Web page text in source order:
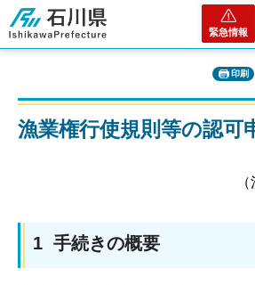
石川県
緊急情報
印刷
漁業権行使規則等の認可
1 手続きの概要